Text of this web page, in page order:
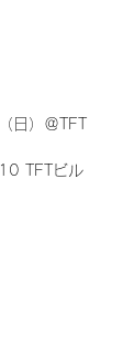
日）＠TFT
TFTビル